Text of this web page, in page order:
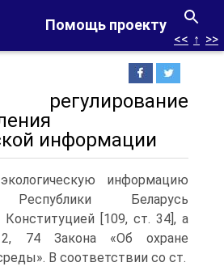
Помощь проекту
<< ↑ >>
регулирование
информации
информацию
Республики Беларусь
Конституцией [109, ст. 34], а
74 Закона «Об охране
B соответствии со ст.